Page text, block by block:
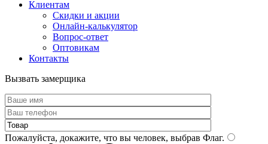
Клиентам
Скидки и акции
Онлайн-калькулятор
Вопрос-ответ
Оптовикам
Контакты
Вызвать замерщика
Пожалуйста, докажите, что вы человек, выбрав Флаг.